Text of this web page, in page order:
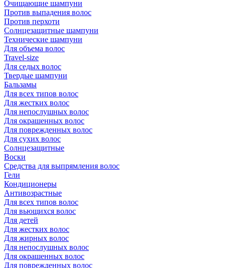
Очищающие шампуни
Против выпадения волос
Против перхоти
Солнцезащитные шампуни
Технические шампуни
Для объема волос
Travel-size
Для седых волос
Твердые шампуни
Бальзамы
Для всех типов волос
Для жестких волос
Для непослушных волос
Для окрашенных волос
Для поврежденных волос
Для сухих волос
Солнцезащитные
Воски
Средства для выпрямления волос
Гели
Кондиционеры
Антивозрастные
Для всех типов волос
Для вьющихся волос
Для детей
Для жестких волос
Для жирных волос
Для непослушных волос
Для окрашенных волос
Для поврежденных волос